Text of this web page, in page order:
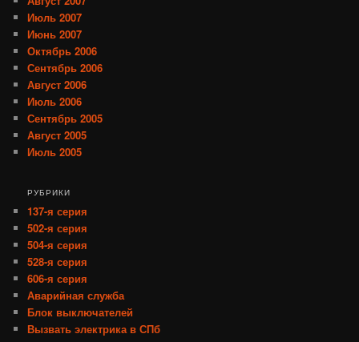
Июль 2007
Июнь 2007
Октябрь 2006
Сентябрь 2006
Август 2006
Июль 2006
Сентябрь 2005
Август 2005
Июль 2005
РУБРИКИ
137-я серия
502-я серия
504-я серия
528-я серия
606-я серия
Аварийная служба
Блок выключателей
Вызвать электрика в СПб